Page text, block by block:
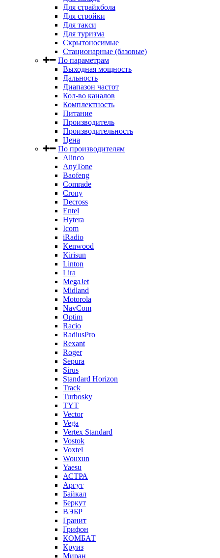
Для страйкбола
Для стройки
Для такси
Для туризма
Скрытоносимые
Стационарные (базовые)
По параметрам
Выходная мощность
Дальность
Диапазон частот
Кол-во каналов
Комплектность
Питание
Производитель
Производительность
Цена
По производителям
Alinco
AnyTone
Baofeng
Comrade
Crony
Decross
Entel
Hytera
Icom
iRadio
Kenwood
Kirisun
Linton
Lira
MegaJet
Midland
Motorola
NavCom
Optim
Racio
RadiusPro
Rexant
Roger
Sepura
Sirus
Standard Horizon
Track
Turbosky
TYT
Vector
Vega
Vertex Standard
Vostok
Voxtel
Wouxun
Yaesu
АСТРА
Аргут
Байкал
Беркут
ВЭБР
Гранит
Грифон
КОМБАТ
Круиз
Миран